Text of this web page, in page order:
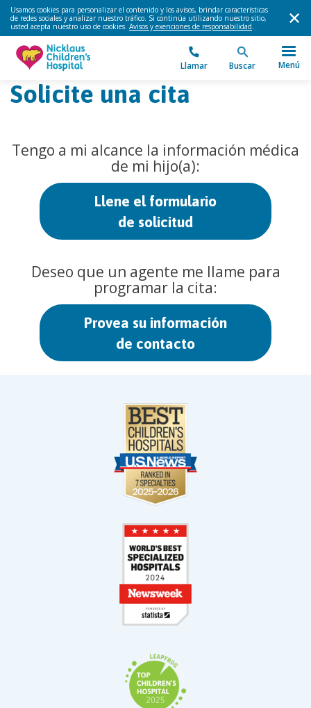
Usamos cookies para personalizar el contenido y los avisos, brindar características
de redes sociales y analizar nuestro tráfico. Si continúa utilizando nuestro sitio,
usted acepta nuestro uso de cookies. Avisos y exenciones de responsabilidad.
Llamar Buscar Menú
Solicite una cita
Tengo a mi alcance la información médica
de mi hijo(a):
Llene el formulario
de solicitud
Deseo que un agente me llame para
programar la cita:
Provea su información
de contacto